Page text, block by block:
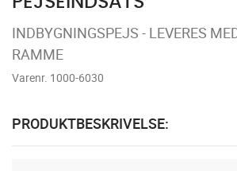
INDBYGNINGSPEJS - LEVERES
RAMME
Varenr. 1000-6030
PRODUKTBESKRIVELSE: